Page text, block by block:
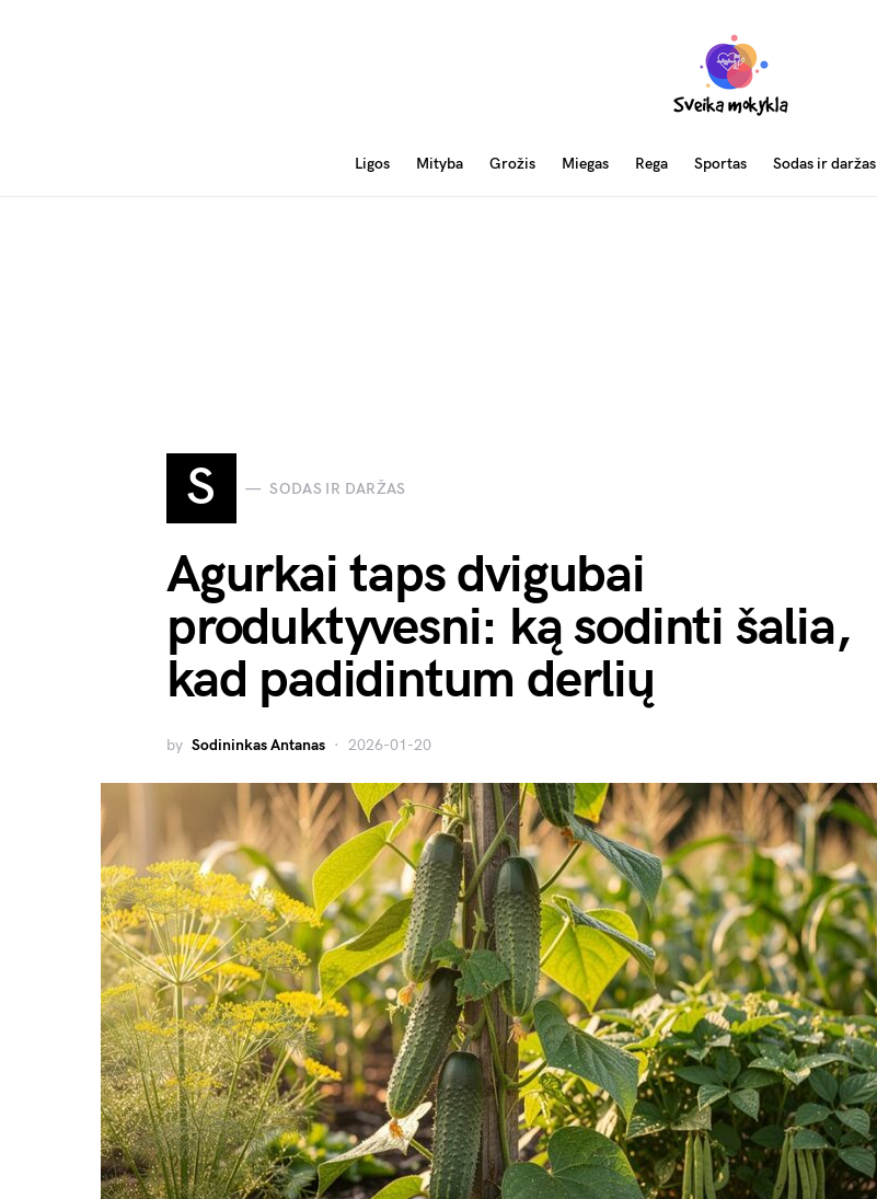
Ligos Mityba Grožis Miegas Rega Sportas Sodas ir daržas
S SODAS IR DARŽAS
Agurkai taps dvigubai
produktyvesni: ką sodinti šalia,
kad padidintum derlių
by Sodininkas Antanas 2026-01-20